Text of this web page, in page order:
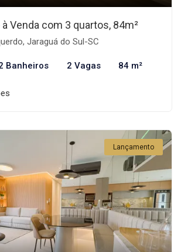
Venda com 3 quartos, 84m²
Jaraguá do Sul-SC
Banheiros 2 Vagas 84 m²
Lançamento